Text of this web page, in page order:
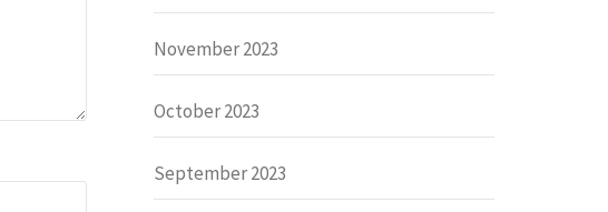
November 2023
October 2023
September 2023